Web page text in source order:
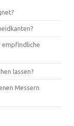
empfindliche
lassen?
Messern